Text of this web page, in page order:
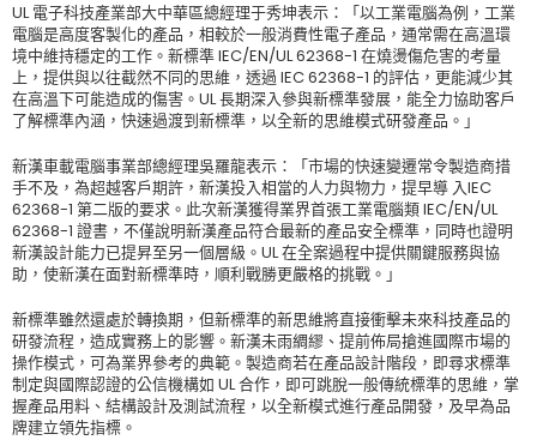
UL 電子科技產業部大中華區總經理于秀坤表示：「以工業電腦為例，工業
電腦是高度客製化的產品，相較於一般消費性電子產品，通常需在高溫環
境中維持穩定的工作。新標準 IEC/EN/UL 62368-1 在燒燙傷危害的考量
上，提供與以往截然不同的思維，透過 IEC 62368-1 的評估，更能減少其
在高溫下可能造成的傷害。UL 長期深入參與新標準發展，能全力協助客戶
了解標準內涵，快速過渡到新標準，以全新的思維模式研發產品。」
新漢車載電腦事業部總經理吳羅龍表示：「市場的快速變遷常令製造商措
手不及，為超越客戶期許，新漢投入相當的人力與物力，提早導 入IEC
62368-1 第二版的要求。此次新漢獲得業界首張工業電腦類 IEC/EN/UL
62368-1 證書，不僅說明新漢產品符合最新的產品安全標準，同時也證明
新漢設計能力已提昇至另一個層級。UL 在全案過程中提供關鍵服務與協
助，使新漢在面對新標準時，順利戰勝更嚴格的挑戰。」
新標準雖然還處於轉換期，但新標準的新思維將直接衝擊未來科技產品的
研發流程，造成實務上的影響。新漢未雨綢繆、提前佈局搶進國際市場的
操作模式，可為業界參考的典範。製造商若在產品設計階段，即尋求標準
制定與國際認證的公信機構如 UL 合作，即可跳脫一般傳統標準的思維，掌
握產品用料、結構設計及測試流程，以全新模式進行產品開發，及早為品
牌建立領先指標。